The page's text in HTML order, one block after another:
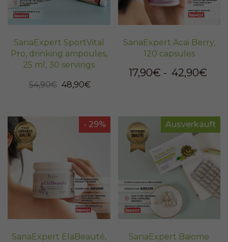
SanaExpert SportVital
Pro, drinking ampoules,
25 ml, 30 servings
54,90€ 48,90€
SanaExpert Acai Berry,
120 capsules
17,90€ - 42,90€
- 29%
SanaExpert ElaBeauté,
Ausverkauft
SanaExpert Baiome